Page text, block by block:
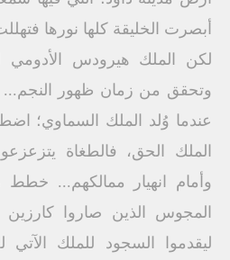
أبصرت الخليقة كلها نورها
لكن الملك هيرودس
وتحقق من زمان ظهور
عندما وُلد الملك السماوي؛
الملك الحق، فالطغاة
وأمام انهيار ممالكهم... خطط
المجوس الذين صاروا
ليقدموا السجود للملك الآتي